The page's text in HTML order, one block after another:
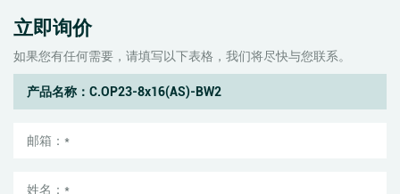
立即询价
如果您有任何需要，请填写以下表格，我们将尽快与您联系。